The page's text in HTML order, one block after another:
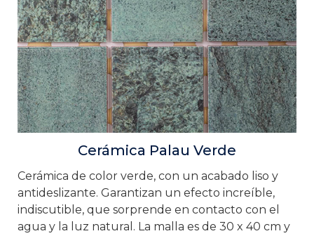
Cerámica Palau Verde
Cerámica de color verde, con un acabado liso y
antideslizante. Garantizan un efecto increíble,
indiscutible, que sorprende en contacto con el
agua y la luz natural. La malla es de 30 x 40 cm y